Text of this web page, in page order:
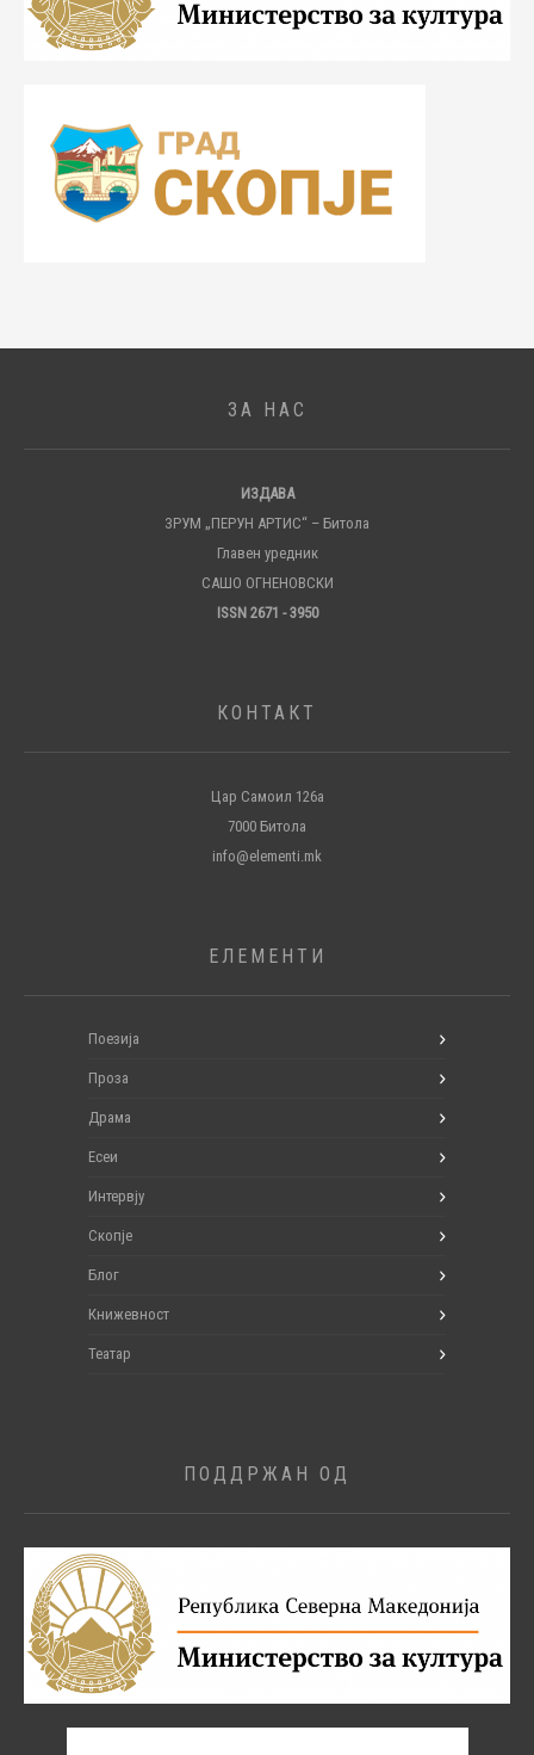
ЗА НАС
ИЗДАВА
ЗРУМ „ПЕРУН АРТИС“ – Битола
Главен уредник
САШО ОГНЕНОВСКИ
ISSN 2671 - 3950
КОНТАКТ
Цар Самоил 126а
7000 Битола
info@elementi.mk
ЕЛЕМЕНТИ
Поезија
Проза
Драма
Есеи
Интервју
Скопје
Блог
Книжевност
Театар
ПОДДРЖАН ОД